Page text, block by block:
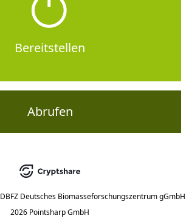
Bereitstellen
Abrufen
DBFZ Deutsches Biomasseforschungszentrum gGmbH
2026 Pointsharp GmbH